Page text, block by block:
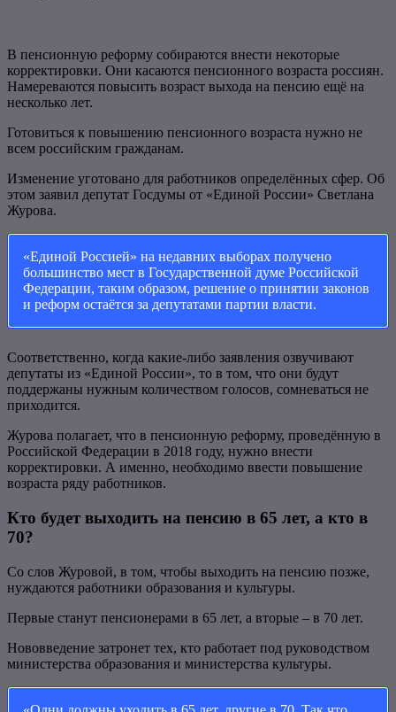
В пенсионную реформу собираются внести некоторые
корректировки. Они касаются пенсионного возраста россиян.
Намереваются повысить возраст выхода на пенсию ещё на
несколько лет.
Готовиться к повышению пенсионного возраста нужно не
всем российским гражданам.
Изменение уготовано для работников определённых сфер. Об
этом заявил депутат Госдумы от «Единой России» Светлана
Журова.
«Единой Россией» на недавних выборах получено
большинство мест в Государственной думе Российской
Федерации, таким образом, решение о принятии законов
и реформ остаётся за депутатами партии власти.
Соответственно, когда какие-либо заявления озвучивают
депутаты из «Единой России», то в том, что они будут
поддержаны нужным количеством голосов, сомневаться не
приходится.
Журова полагает, что в пенсионную реформу, проведённую в
Российской Федерации в 2018 году, нужно внести
корректировки. А именно, необходимо ввести повышение
возраста ряду работников.
Кто будет выходить на пенсию в 65 лет, а кто в
70?
Со слов Журовой, в том, чтобы выходить на пенсию позже,
нуждаются работники образования и культуры.
Первые станут пенсионерами в 65 лет, а вторые – в 70 лет.
Нововведение затронет тех, кто работает под руководством
министерства образования и министерства культуры.